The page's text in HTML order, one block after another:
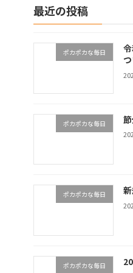
最近の投稿
ポカポカな毎日
ポカポカな毎日
ポカポカな毎日
ポカポカな毎日